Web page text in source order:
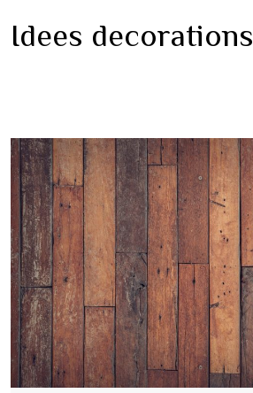
Idees decorations